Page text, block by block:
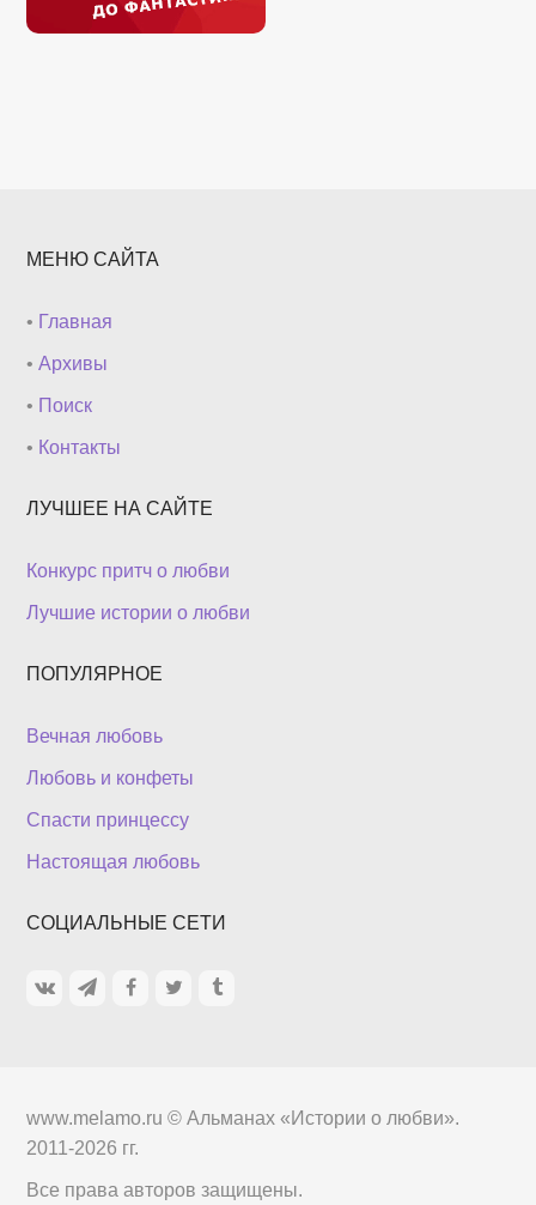
МЕНЮ САЙТА
• Главная
•Архивы
• Поиск
• Контакты
ЛУЧШЕЕ НА САЙТЕ
Конкурс притч о любви
Лучшие истории о любви
ПОПУЛЯРНОЕ
Вечная любовь
Любовь и конфеты
Спасти принцессу
Настоящая любовь
СОЦИАЛЬНЫЕ СЕТИ
www.melamo.ru ©Альманах «Истории о любви».
2011-2026 гг.
Все права авторов защищены.